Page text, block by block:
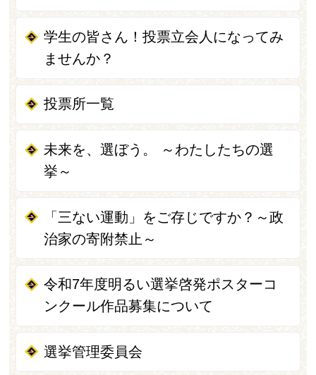
学生の皆さん！投票立会人になってみ
ませんか？
投票所一覧
未来を、選ぼう。 ～わたしたちの選
挙～
「三ない運動」をご存じですか？～政
治家の寄附禁止～
令和7年度明るい選挙啓発ポスターコ
ンクール作品募集について
選挙管理委員会